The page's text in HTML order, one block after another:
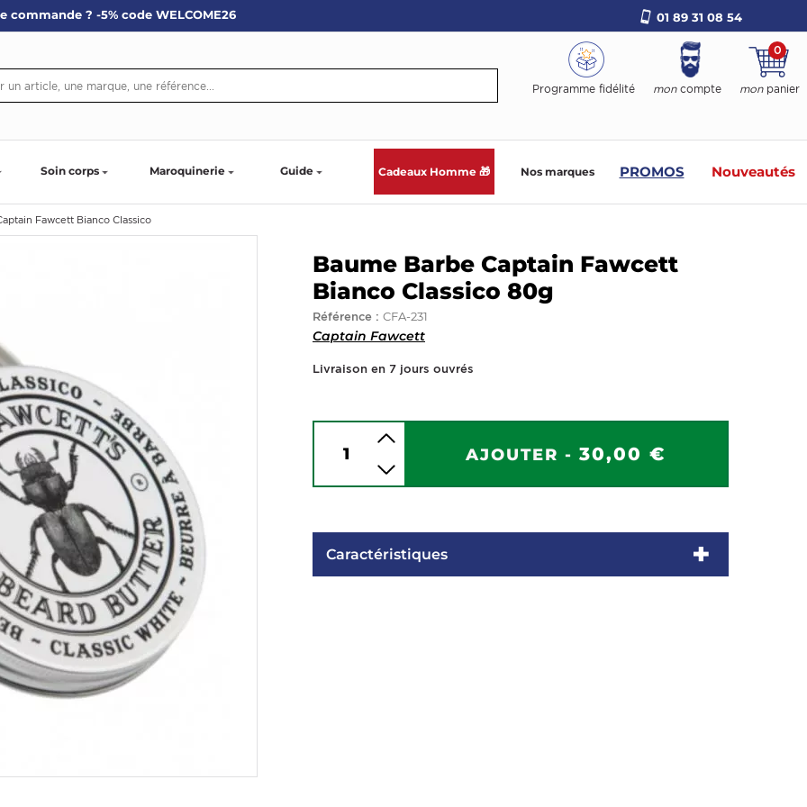
commande ? -5% code WELCOME26 01 89 31 08 54
Programme fidélité mon compte mon panier
0
Soin corps Maroquinerie Guide Cadeaux Homme 🎁 Nos marques PROMOS Nouveautés
Fawcett Bianco Classico
Baume Barbe Captain Fawcett
Bianco Classico 80g
Référence : CFA-231
Captain Fawcett
Livraison en 7 jours ouvrés
AJOUTER - 30,00 €
Caractéristiques